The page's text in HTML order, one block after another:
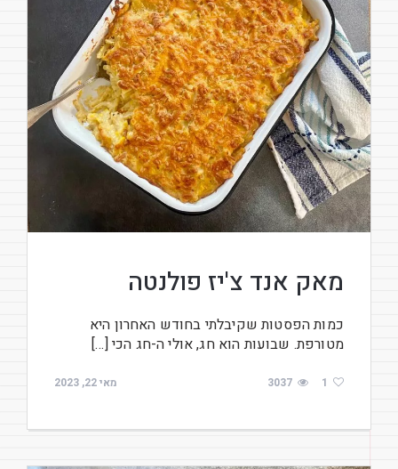
מאק אנד צ'יז פולנטה
כמות הפסטות שקיבלתי בחודש האחרון היא
מטורפת. שבועות הוא חג, אולי ה-חג הכי […]
מאי 22, 2023 3037 1